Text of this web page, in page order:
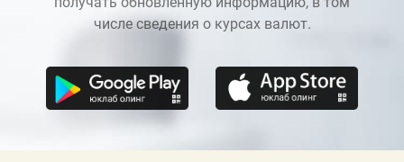
числе сведения о курсах валют.